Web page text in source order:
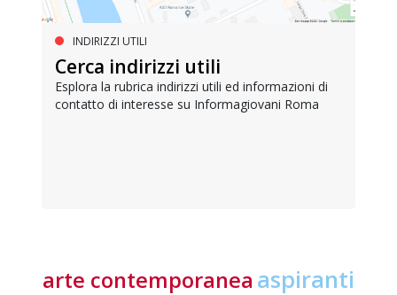
INDIRIZZI UTILI
Cerca indirizzi utili
Esplora la rubrica indirizzi utili ed informazioni di
contatto di interesse su Informagiovani Roma
arte contemporanea aspiranti